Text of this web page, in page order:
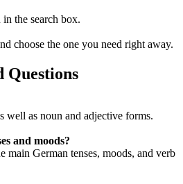
the search box.
choose the one you need right away.
Questions
well as noun and adjective forms.
and moods?
main German tenses, moods, and verb